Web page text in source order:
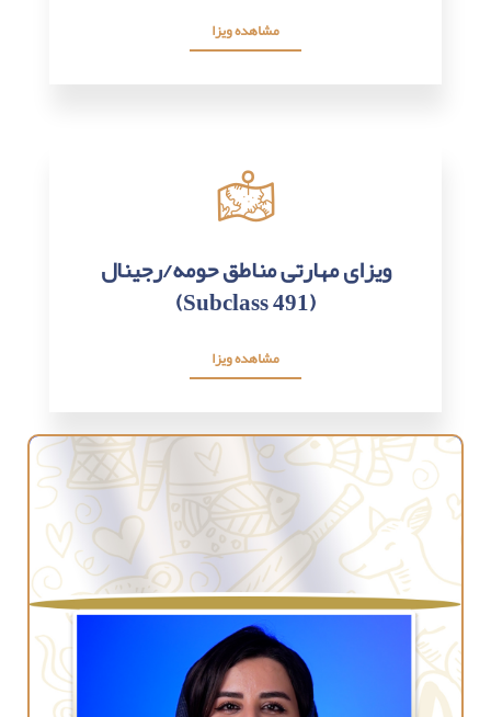
مشاهده ویزا
ویزای مهارتی مناطق حومه/رجینال
(Subclass 491)
مشاهده ویزا